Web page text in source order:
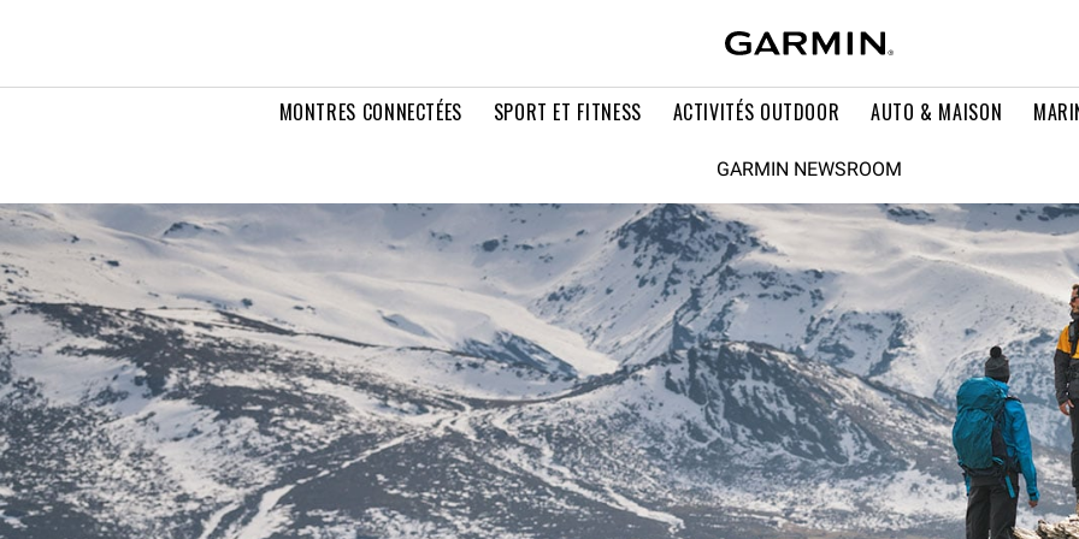
MONTRES CONNECTÉES SPORT ET FITNESS ACTIVITÉS OUTDOOR AUTO & MAISON
GARMIN NEWSROOM